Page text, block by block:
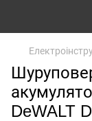
DeWALT